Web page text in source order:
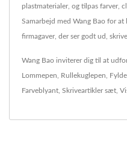
plastmaterialer, og tilpas farver,
Samarbejd med Wang Bao for
firmagaver, der ser godt ud,
Wang Bao inviterer dig til at
Lommepen Rullekuglepen
Farveblyant Skriveartikler sæt